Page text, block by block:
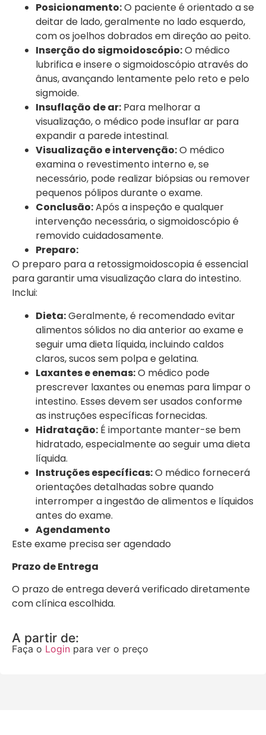
Posicionamento:O paciente é orientado a se
deitar de lado, geralmente no lado esquerdo,
com os joelhos dobrados em direção ao peito.
Inserção do sigmoidoscópio:O médico
lubrifica e insere o sigmoidoscópio através do
ânus, avançando lentamente pelo reto e pelo
sigmoide.
Insuflação de ar: Para melhorar a
visualização, o médico pode insuflar ar para
expandir a parede intestinal.
Visualização e intervenção:O médico
examina o revestimento interno e, se
necessário, pode realizar biópsias ou remover
pequenos pólipos durante o exame.
Conclusão:Após a inspeção e qualquer
intervenção necessária, o sigmoidoscópio é
removido cuidadosamente.
Preparo:
O preparo para a retossigmoidoscopia é essencial
para garantir uma visualização clara do intestino.
Inclui:
Dieta:Geralmente, é recomendado evitar
alimentos sólidos no dia anterior ao exame e
seguir uma dieta líquida, incluindo caldos
claros, sucos sem polpa e gelatina.
Laxantes e enemas:O médico pode
prescrever laxantes ou enemas para limpar o
intestino. Esses devem ser usados conforme
as instruções específicas fornecidas.
Hidratação: É importante manter-se bem
hidratado, especialmente ao seguir uma dieta
líquida.
Instruções específicas:O médico fornecerá
orientações detalhadas sobre quando
interromper a ingestão de alimentos e líquidos
antes do exame.
Agendamento
Este exame precisa ser agendado
Prazo de Entrega
O prazo de entrega deverá verificado diretamente
com clínica escolhida.
A partir de:
Faça o Login para ver o preço